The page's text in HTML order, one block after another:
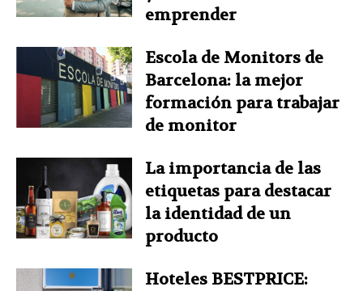
emprender
Escola de Monitors de
Barcelona: la mejor
formación para trabajar
de monitor
La importancia de las
etiquetas para destacar
la identidad de un
producto
Hoteles BESTPRICE: